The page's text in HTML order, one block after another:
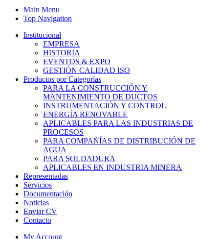
Main Menu
Top Navigation
Institucional
EMPRESA
HISTORIA
EVENTOS & EXPO
GESTIÓN CALIDAD ISO
Productos por Categorías
PARA LA CONSTRUCCIÓN Y
MANTENIMIENTO DE DUCTOS
INSTRUMENTACIÓN Y CONTROL
ENERGÍA RENOVABLE
APLICABLES PARA LAS INDUSTRIAS DE
PROCESOS
PARA COMPAÑÍAS DE DISTRIBUCIÓN DE
AGUA
PARA SOLDADURA
APLICABLES EN INDUSTRIA MINERA
Representadas
Servicios
Documentación
Noticias
Enviar CV
Contacto
My Account